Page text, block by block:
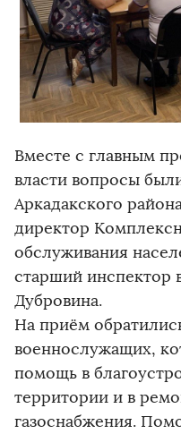
Вместе с главным
власти вопросы
Аркадакского
директор
обслуживания
старший инспектор
Дубровина.
На приём
военнослужащих,
помощь в
территории и в
газоснабжения.